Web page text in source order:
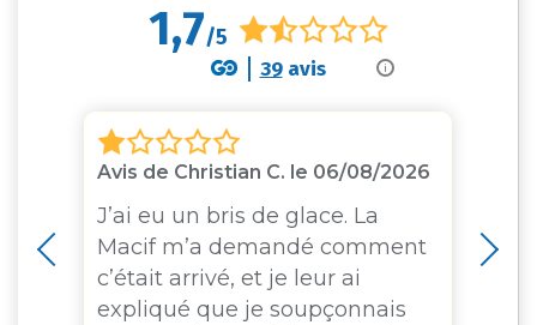
i
1,7/5
39avis
Avis de Christian C. le 06/08/2026
J’ai eu un bris de glace. La
Macif m’a demandé comment
c’était arrivé, et je leur ai
expliqué que je soupçonnais